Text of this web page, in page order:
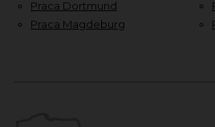
Praca Dortmund
Praca Magdeburg